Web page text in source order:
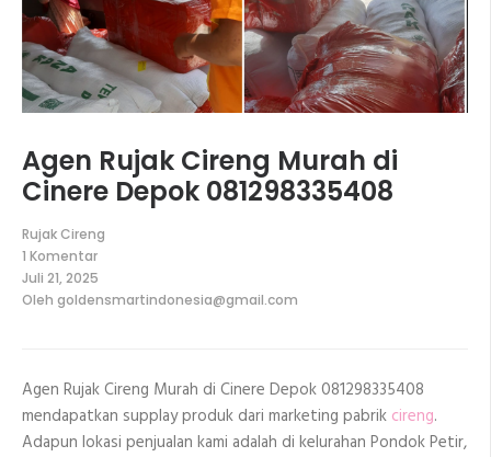
Agen Rujak Cireng Murah di
Cinere Depok 081298335408
Rujak Cireng
1 Komentar
pada
Agen
Rujak
Depok
081298335408
Juli 21, 2025
Oleh goldensmartindonesia@gmail.com
Agen Rujak Cireng Murah di Cinere Depok 081298335408
mendapatkan supplay produk dari marketing pabrik cireng.
Adapun lokasi penjualan kami adalah di kelurahan Pondok Petir,